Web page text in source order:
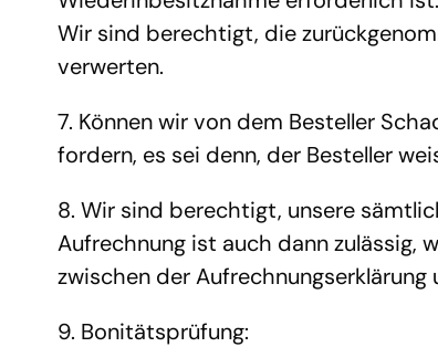
Wir sind berechtigt, die
verwerten.
7. Können wir von dem Besteller
fordern, es sei denn, der Besteller
8. Wir sind berechtigt, unsere
Aufrechnung ist auch dann zulässig,
zwischen der
9. Bonitätsprüfung: